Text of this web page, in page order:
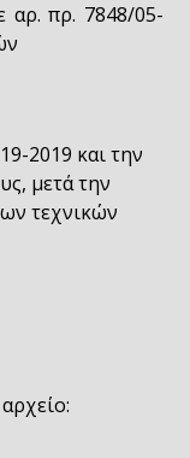
αρ. πρ. 7848/05-
2019 και την
μετά την
τεχνικών